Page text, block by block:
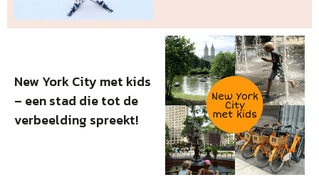
New York City met kids
– een stad die tot de
verbeelding spreekt!